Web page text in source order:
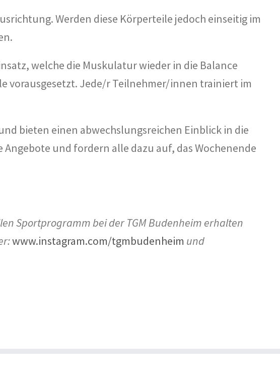
Werden diese Körperteile jedoch einseitig im
welche die Muskulatur wieder in die Balance
vorausgesetzt. Jede/r Teilnehmer/innen trainiert im
bieten einen abwechslungsreichen Einblick in die
und fordern alle dazu auf, das Wochenende
Sportprogramm bei der TGM Budenheim erhalten
www.instagram.com/tgmbudenheim und